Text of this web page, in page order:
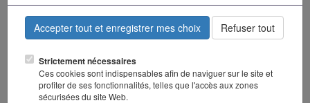
Accepter tout et enregistrer mes choix Refuser tout
Strictement nécessaires
Ces cookies sont indispensables afin de naviguer sur le site et
profiter de ses fonctionnalités, telles que l'accès aux zones
sécurisées du site Web.
Massicots Electriques